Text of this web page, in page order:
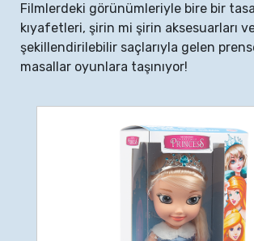
Filmlerdeki görünümleriyle bire bir
kıyafetleri, şirin mi şirin aksesuarları
şekillendirilebilir saçlarıyla gelen
masallar oyunlara taşınıyor!